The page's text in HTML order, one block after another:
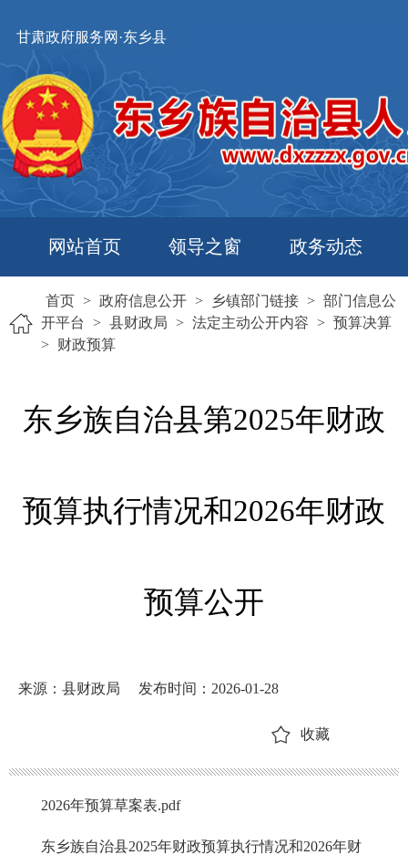
甘肃政府服务网·东乡县
网站首页 领导之窗 政务动态
首页 > 政府信息公开 > 乡镇部门链接 > 部门信息公
开平台
> 县财政局 > 法定主动公开内容 > 预算决算
> 财政预算
东乡族自治县第2025年财政
预算执行情况和2026年财政
预算公开
来源：县财政局 发布时间：2026-01-28
收藏
2026年预算草案表.pdf
东乡族自治县2025年财政预算执行情况和2026年财